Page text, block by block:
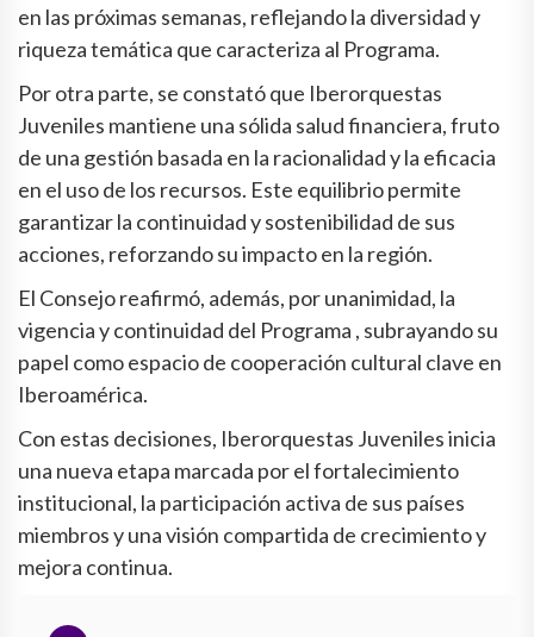
en las próximas semanas, reflejando la diversidad y
riqueza temática que caracteriza al Programa.
Por otra parte, se constató que Iberorquestas
Juveniles mantiene una sólida salud financiera, fruto
de una gestión basada en la racionalidad y la eficacia
en el uso de los recursos. Este equilibrio permite
garantizar la continuidad y sostenibilidad de sus
acciones, reforzando su impacto en la región.
El Consejo reafirmó, además, por unanimidad, la
vigencia y continuidad del Programa , subrayando su
papel como espacio de cooperación cultural clave en
Iberoamérica.
Con estas decisiones, Iberorquestas Juveniles inicia
una nueva etapa marcada por el fortalecimiento
institucional, la participación activa de sus países
miembros y una visión compartida de crecimiento y
mejora continua.